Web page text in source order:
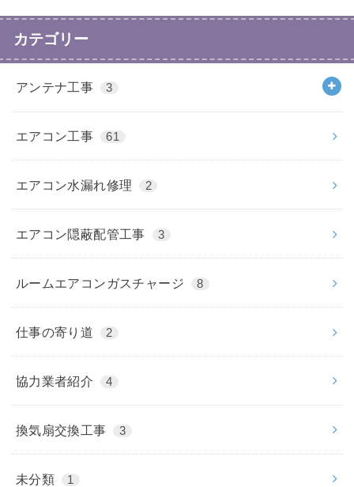
カテゴリー
アンテナ工事 3
エアコン工事 61
エアコン水漏れ修理 2
エアコン隠蔽配管工事 3
ルームエアコンガスチャージ 8
仕事の寄り道 2
協力業者紹介 4
換気扇交換工事 3
未分類 1